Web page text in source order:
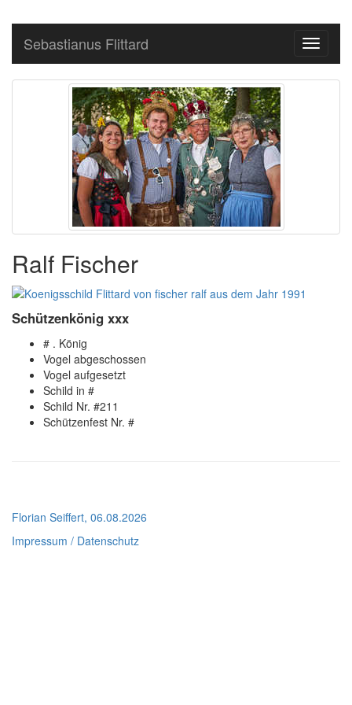
Toggle
Sebastianus Flittard
Ralf Fischer
Schützenkönig xxx
# . König
Vogel abgeschossen
Vogel aufgesetzt
Schild in #
Schild Nr. #211
Schützenfest Nr. #
Florian Seiffert, 06.08.2026
Impressum / Datenschutz